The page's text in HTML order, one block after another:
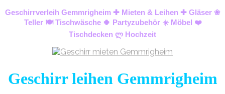
Geschirrverleih Gemmrigheim ✚ Mieten & Leihen ✚ Gläser ❀
Teller 🍽️ Tischwäsche 🍀 Partyzubehör ☀️ Möbel ❤️
Tischdecken ლ Hochzeit
Geschirr leihen Gemmrigheim